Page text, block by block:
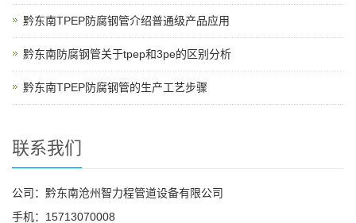
黔东南TPEP防腐钢管介绍普通级产品应用
黔东南防腐钢管关于tpep和3pe的区别分析
黔东南TPEP防腐钢管的生产工艺步骤
联系我们
公司：黔东南沧州智力程管道设备有限公司
手机：15713070008